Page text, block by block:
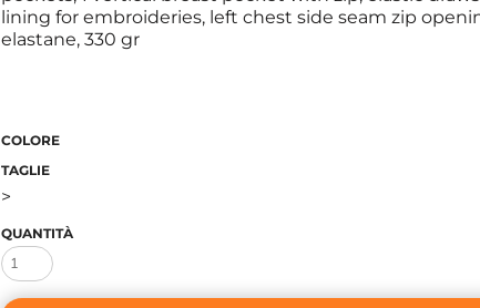
lining for embroideries, left chest side seam zip
elastane, 330 gr
COLORE
TAGLIE
>
QUANTITÀ